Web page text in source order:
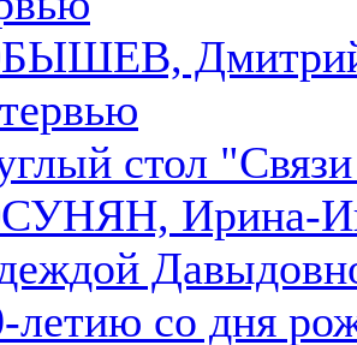
стол
Ирина-
летию со дня